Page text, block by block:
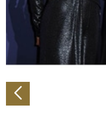
analysieren.
Verwendung
soziale Medien,
Partner führen diese
weiteren Daten
gesammelt haben.